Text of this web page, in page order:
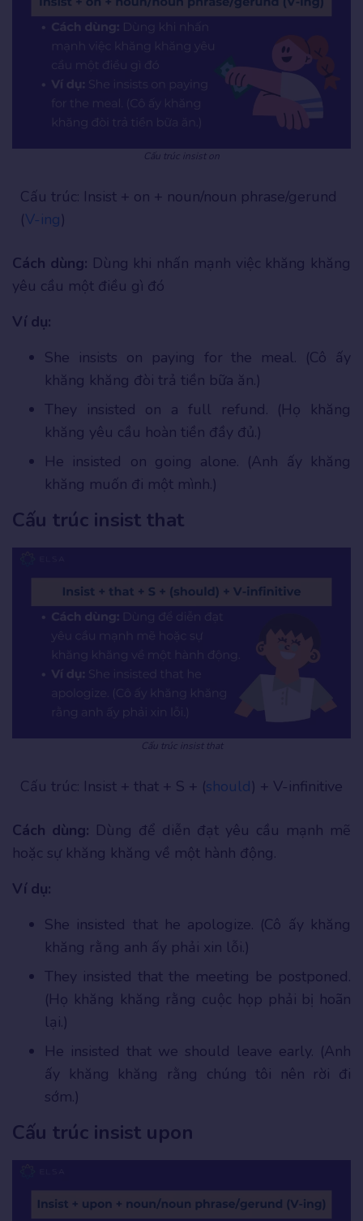
Cấu trúc insist on
Cấu trúc: Insist + on + noun/noun phrase/gerund
(V-ing)
Cách dùng: Dùng khi nhấn mạnh việc khăng khăng
yêu cầu một điều gì đó
Ví dụ:
She insists on paying for the meal. (Cô ấy
khăng khăng đòi trả tiền bữa ăn.)
They insisted on a full refund. (Họ khăng
khăng yêu cầu hoàn tiền đầy đủ.)
He insisted on going alone. (Anh ấy khăng
khăng muốn đi một mình.)
Cấu trúc insist that
Cấu trúc insist that
Cấu trúc: Insist + that + S + (should) + V-infinitive
Cách dùng: Dùng để diễn đạt yêu cầu mạnh mẽ
hoặc sự khăng khăng về một hành động.
Ví dụ:
She insisted that he apologize. (Cô ấy khăng
khăng rằng anh ấy phải xin lỗi.)
They insisted that the meeting be postponed.
(Họ khăng khăng rằng cuộc họp phải bị hoãn
lại.)
He insisted that we should leave early. (Anh
ấy khăng khăng rằng chúng tôi nên rời đi
sớm.)
Cấu trúc insist upon